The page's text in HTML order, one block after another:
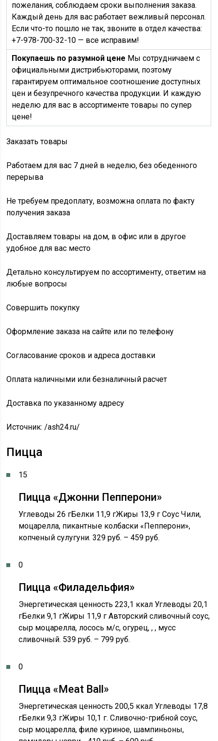
пожелания, соблюдаем сроки выполнения заказа.
Каждый день для вас работает вежливый персонал.
Если что-то пошло не так, звоните в отдел качества:
+7-978-700-32-10 — все исправим!
Покупаешь по разумной цене Мы сотрудничаем с
официальными дистрибьюторами, поэтому
гарантируем оптимальное соотношение доступных
цен и безупречного качества продукции. И каждую
неделю для вас в ассортименте товары по супер
цене!
Заказать товары
Работаем для вас 7 дней в неделю, без обеденного
перерыва
Не требуем предоплату, возможна оплата по факту
получения заказа
Доставляем товары на дом, в офис или в другое
удобное для вас место
Детально консультируем по ассортименту, ответим на
любые вопросы
Совершить покупку
Оформление заказа на сайте или по телефону
Согласование сроков и адреса доставки
Оплата наличными или безналичный расчет
Доставка по указанному адресу
Источник:/ash24.ru/
Пицца
15
Пицца «Джонни Пепперони»
Углеводы 26 гБелки 11,9 гЖиры 13,9 г Соус Чили,
моцарелла, пикантные колбаски «Пепперони»,
копченый сулугуни. 329 руб. – 459 руб.
0
Пицца «Филадельфия»
Энергетическая ценность 223,1 ккал Углеводы 20,1
гБелки 9,1 гЖиры 11,9 г Авторский сливочный соус,
сыр моцарелла, лосось м/с, огурец, , , мусс
сливочный. 539 руб. – 799 руб.
0
Пицца «Meat Ball»
Энергетическая ценность 200,5 ккал Углеводы 17,8
гБелки 9,3 гЖиры 10,1 г. Сливочно-грибной соус,
сыр моцарелла, филе куриное, шампиньоны,